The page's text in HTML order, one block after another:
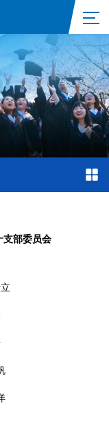
支部委员会